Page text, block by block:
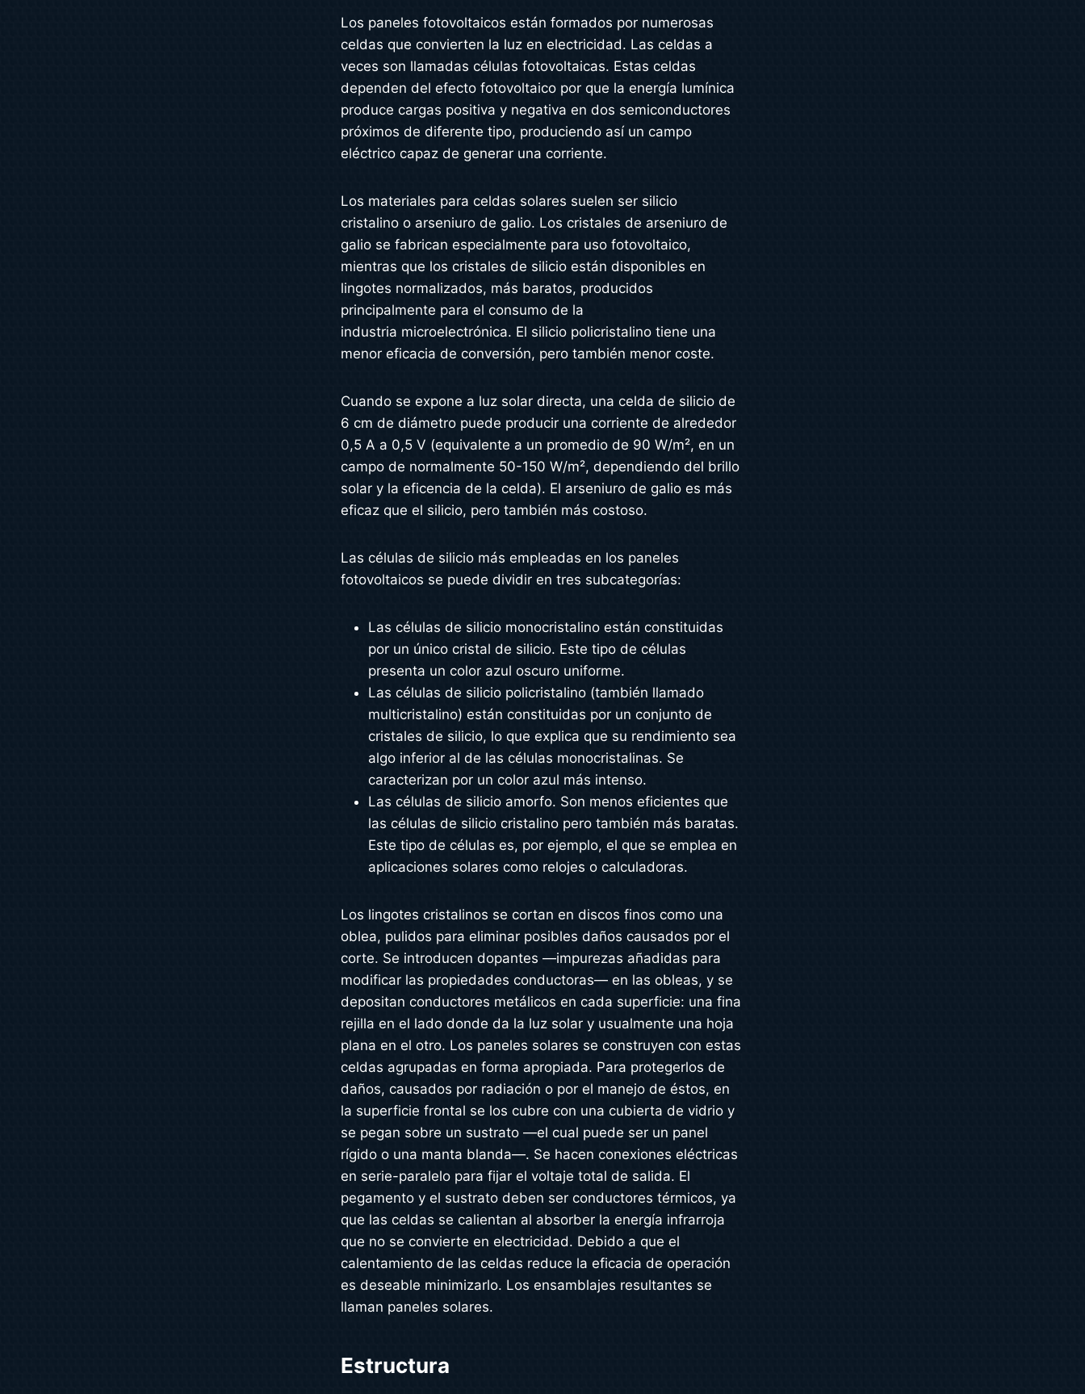
Los paneles fotovoltaicos están formados por numerosas
celdas que convierten la luz en electricidad. Las celdas a
veces son llamadas células fotovoltaicas. Estas celdas
dependen del efecto fotovoltaico por que la energía lumínica
produce cargas positiva y negativa en dos semiconductores
próximos de diferente tipo, produciendo así un campo
eléctrico capaz de generar una corriente.
Los materiales para celdas solares suelen ser silicio
cristalino o arseniuro de galio. Los cristales de arseniuro de
galio se fabrican especialmente para uso fotovoltaico,
mientras que los cristales de silicio están disponibles en
lingotes normalizados, más baratos, producidos
principalmente para el consumo de la
industria microelectrónica. El silicio policristalino tiene una
menor eficacia de conversión, pero también menor coste.
Cuando se expone a luz solar directa, una celda de silicio de
6 cm de diámetro puede producir una corriente de alrededor
0,5 A a 0,5 V (equivalente a un promedio de 90 W/m², en un
campo de normalmente 50-150 W/m², dependiendo del brillo
solar y la eficencia de la celda). El arseniuro de galio es más
eficaz que el silicio, pero también más costoso.
Las células de silicio más empleadas en los paneles
fotovoltaicos se puede dividir en tres subcategorías:
Las células de silicio monocristalino están constituidas
por un único cristal de silicio. Este tipo de células
presenta un color azul oscuro uniforme.
Las células de silicio policristalino (también llamado
multicristalino) están constituidas por un conjunto de
cristales de silicio, lo que explica que su rendimiento sea
algo inferior al de las células monocristalinas. Se
caracterizan por un color azul más intenso.
Las células de silicio amorfo. Son menos eficientes que
las células de silicio cristalino pero también más baratas.
Este tipo de células es, por ejemplo, el que se emplea en
aplicaciones solares como relojes o calculadoras.
Los lingotes cristalinos se cortan en discos finos como una
oblea, pulidos para eliminar posibles daños causados por el
corte. Se introducen dopantes —impurezas añadidas para
modificar las propiedades conductoras— en las obleas, y se
depositan conductores metálicos en cada superficie: una fina
rejilla en el lado donde da la luz solar y usualmente una hoja
plana en el otro. Los paneles solares se construyen con estas
celdas agrupadas en forma apropiada. Para protegerlos de
daños, causados por radiación o por el manejo de éstos, en
la superficie frontal se los cubre con una cubierta de vidrio y
se pegan sobre un sustrato —el cual puede ser un panel
rígido o una manta blanda—. Se hacen conexiones eléctricas
en serie-paralelo para fijar el voltaje total de salida. El
pegamento y el sustrato deben ser conductores térmicos, ya
que las celdas se calientan al absorber la energía infrarroja
que no se convierte en electricidad. Debido a que el
calentamiento de las celdas reduce la eficacia de operación
es deseable minimizarlo. Los ensamblajes resultantes se
llaman paneles solares.
Estructura